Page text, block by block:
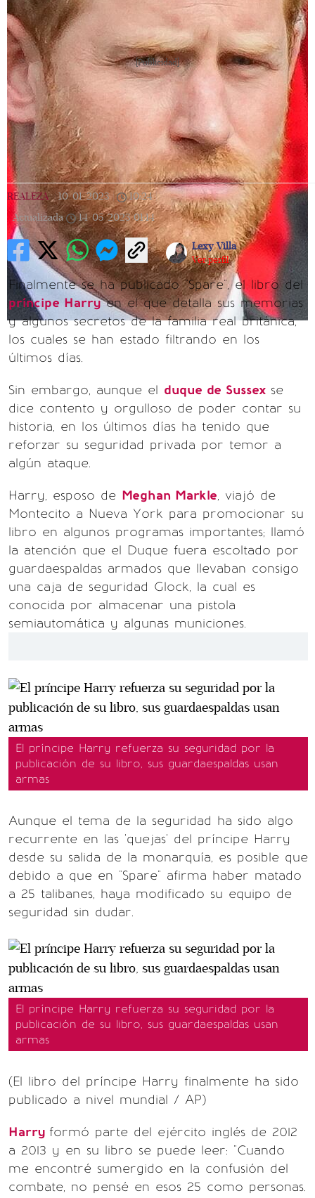
[Publicidad]
REALEZA | 10/01/2023 | 10:24 |
Actualizada
14/05/2023 01:14
Lexy Villa
Ver perfil
Finalmente se ha publicado "Spare", el libro del
príncipe Harryen el que detalla sus memorias
y algunos secretos de la familia real británica,
los cuales se han estado filtrando en los
últimos días.
Sin embargo, aunque el duque de Sussex se
dice contento y orgulloso de poder contar su
historia, en los últimos días ha tenido que
reforzar su seguridad privada por temor a
algún ataque.
Harry, esposo de Meghan Markle, viajó de
Montecito a Nueva York para promocionar su
libro en algunos programas importantes; llamó
la atención que el Duque fuera escoltado por
guardaespaldas armados que llevaban consigo
una caja de seguridad Glock, la cual es
conocida por almacenar una pistola
semiautomática y algunas municiones.
El príncipe Harry refuerza su seguridad por la
publicación de su libro, sus guardaespaldas usan
armas
Aunque el tema de la seguridad ha sido algo
recurrente en las 'quejas' del príncipe Harry
desde su salida de la monarquía, es posible que
debido a que en "Spare" afirma haber matado
a 25 talibanes, haya modificado su equipo de
seguridad sin dudar.
El príncipe Harry refuerza su seguridad por la
publicación de su libro, sus guardaespaldas usan
armas
(El libro del príncipe Harry finalmente ha sido
publicado a nivel mundial / AP)
Harry formó parte del ejército inglés de 2012
a 2013 y en su libro se puede leer: "Cuando
me encontré sumergido en la confusión del
combate, no pensé en esos 25 como personas.